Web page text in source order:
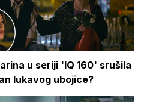
u seriji 'IQ 160' srušila
lukavog ubojice?